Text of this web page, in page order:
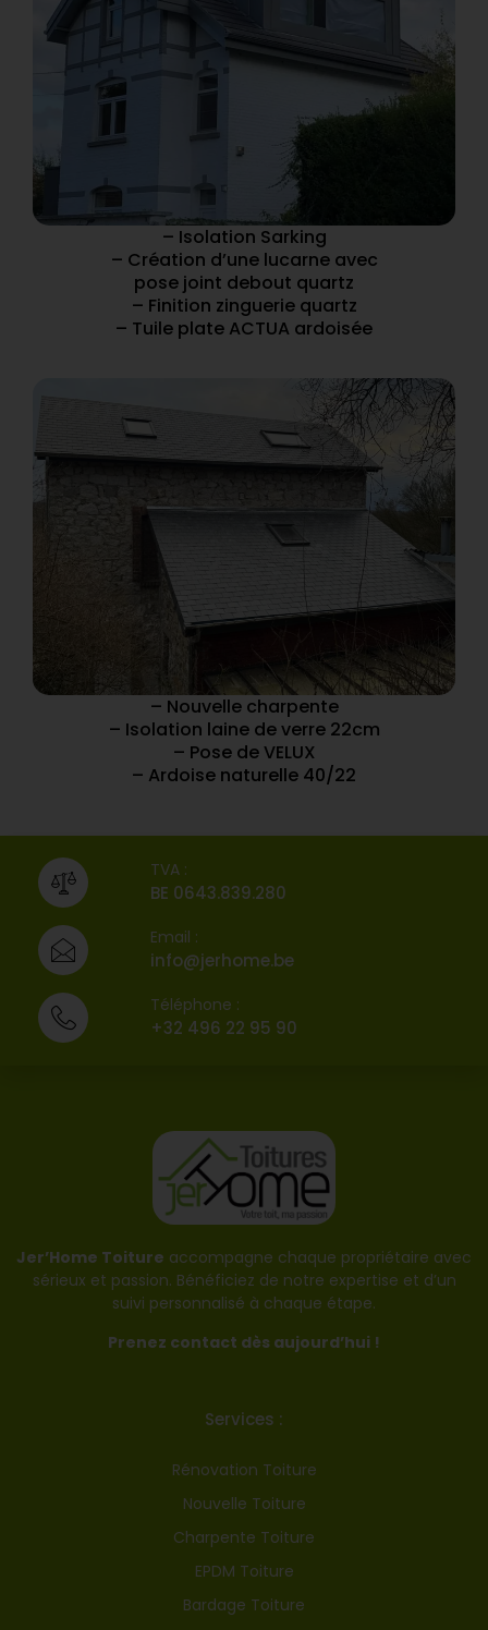
– Isolation Sarking
– Création d’une lucarne avec
pose joint debout quartz
– Finition zinguerie quartz
– Tuile plate ACTUA ardoisée
– Nouvelle charpente
– Isolation laine de verre 22cm
– Pose de VELUX
– Ardoise naturelle 40/22
TVA :
BE 0643.839.280
Email :
info@jerhome.be
Téléphone :
+32 496 22 95 90
Jer’Home Toiture accompagne chaque propriétaire avec
sérieux et passion. Bénéficiez de notre expertise et d’un
suivi personnalisé à chaque étape.
Prenez contact dès aujourd’hui !
Services :
Rénovation Toiture
Nouvelle Toiture
Charpente Toiture
EPDM Toiture
Bardage Toiture